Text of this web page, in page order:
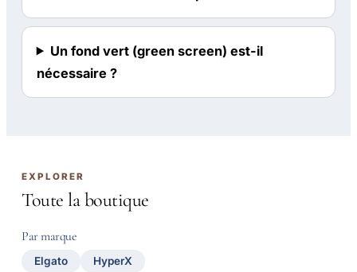
Un fond vert (green screen) est-il
nécessaire ?
EXPLORER
Toute la boutique
Par marque
Elgato HyperX